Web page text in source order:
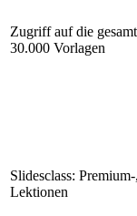
Zugriff auf die
30.000 Vorlagen
Slidesclass:
Lektionen